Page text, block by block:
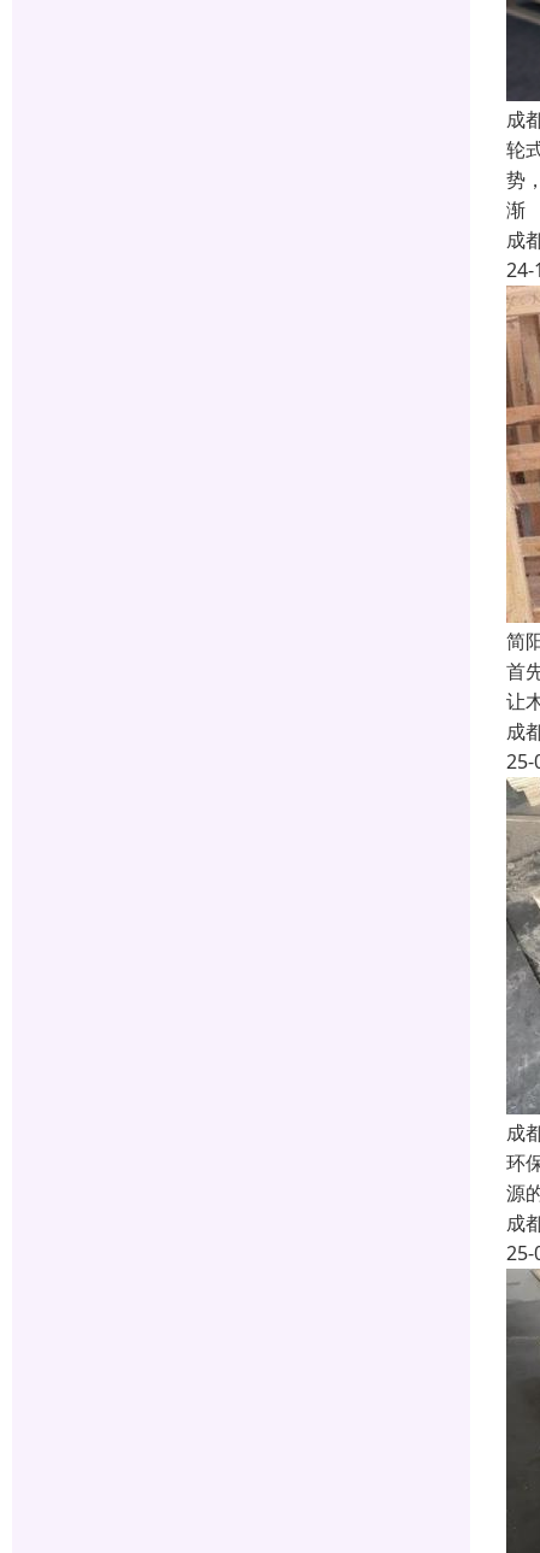
成
轮
势
渐
成
24-
简
首
让
成
25-
成
环
源
成
25-